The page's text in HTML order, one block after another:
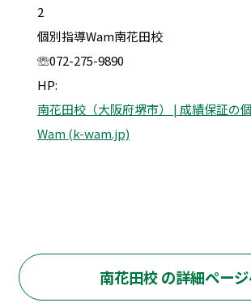
2
個別指導Wam南花田校
☏072-275-9890
HP:
南花田校（大阪府堺市） | 成績保証の
Wam (k-wam.jp)
南花田校 の詳細ペー